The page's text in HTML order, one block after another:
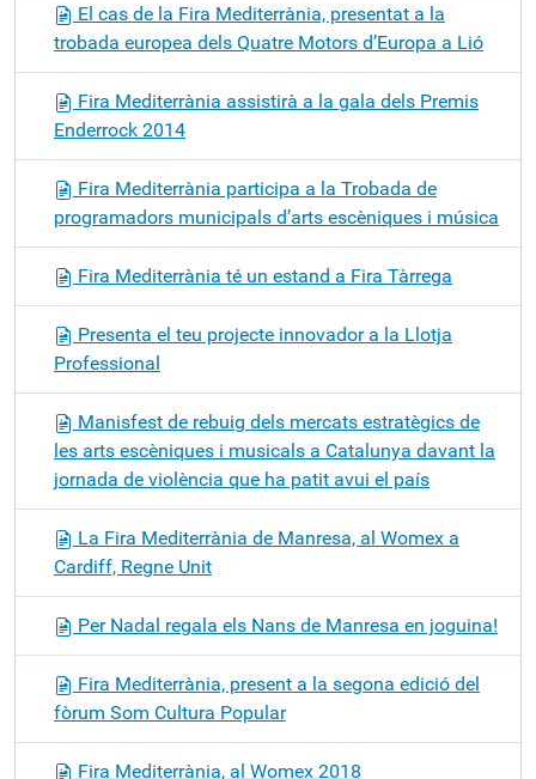
El cas de la Fira Mediterrània, presentat a la
trobada europea dels Quatre Motors d’Europa a Lió
Fira Mediterrània assistirà a la gala dels Premis
Enderrock 2014
Fira Mediterrània participa a la Trobada de
programadors municipals d’arts escèniques i música
Fira Mediterrània té un estand a Fira Tàrrega
Presenta el teu projecte innovador a la Llotja
Professional
Manisfest de rebuig dels mercats estratègics de
les arts escèniques i musicals a Catalunya davant la
jornada de violència que ha patit avui el país
La Fira Mediterrània de Manresa, al Womex a
Cardiff, Regne Unit
Per Nadal regala els Nans de Manresa en joguina!
Fira Mediterrània, present a la segona edició del
fòrum Som Cultura Popular
Fira Mediterrània, al Womex 2018